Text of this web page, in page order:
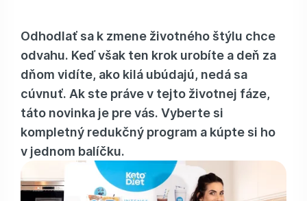
Odhodlať sa k zmene životného štýlu chce
odvahu. Keď však ten krok urobíte a deň za
dňom vidíte, ako kilá ubúdajú, nedá sa
cúvnuť. Ak ste práve v tejto životnej fáze,
táto novinka je pre vás. Vyberte si
kompletný redukčný program a kúpte si ho
v jednom balíčku.